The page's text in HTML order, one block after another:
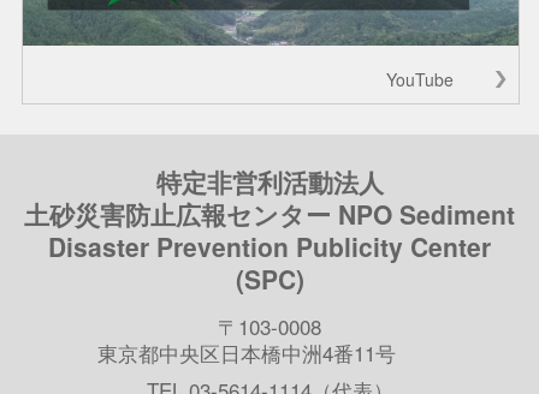
YouTube
特定非営利活動法人
土砂災害防止広報センター NPO Sediment
Disaster Prevention Publicity Center
(SPC)
〒103-0008
東京都中央区日本橋中洲4番11号